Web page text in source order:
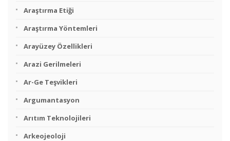
Araştırma Etiği
Araştırma Yöntemleri
Arayüzey Özellikleri
Arazi Gerilmeleri
Ar-Ge Teşvikleri
Argumantasyon
Arıtım Teknolojileri
Arkeojeoloji